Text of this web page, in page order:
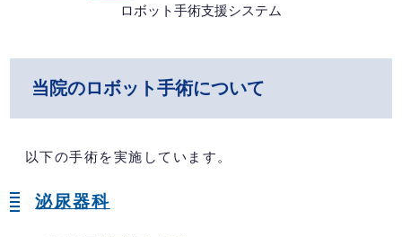
ロボット手術支援システム
当院のロボット手術について
以下の手術を実施しています。
泌尿器科